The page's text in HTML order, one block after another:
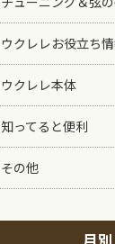
ウクレレお役立ち
ウクレレ本体
知ってると便利
その他
月